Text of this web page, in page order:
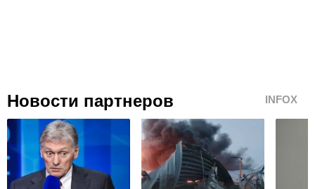
Новости партнеров INFOX